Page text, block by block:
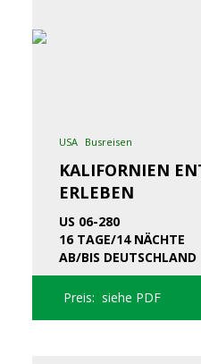
USA Busreisen
KALIFORNIEN
ERLEBEN
US 06-280
16 TAGE/14 NÄCHTE
AB/BIS DEUTSCHLAND
Preis: siehe PDF